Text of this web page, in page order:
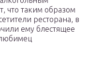
что таким образом
ресторана, в
ему блестящее